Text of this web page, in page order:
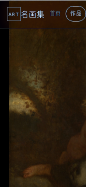
ART 名画集 首页 作品